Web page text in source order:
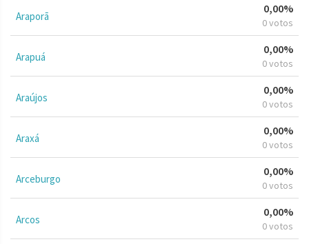
Araporã
0,00%
0 votos
Arapuá
0,00%
0 votos
Araújos
0,00%
0 votos
Araxá
0,00%
0 votos
Arceburgo
0,00%
0 votos
Arcos
0,00%
0 votos